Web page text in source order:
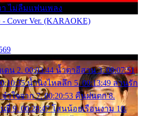
ไม่ลืมแฟนเพลง
Ver. (KARAOKE)
ดน 2. 00:03:44 น้ำตาอีสาน 3. 00:07:51
น้ำนิ่งไหลลึก 5. 00:13:49 ลานรัก
จำใจจาก 7. 00:20:53 คืนฝนตก 8.
ยี่ 9. 00:28:47 โสนน้อยเรือนงาม 10.